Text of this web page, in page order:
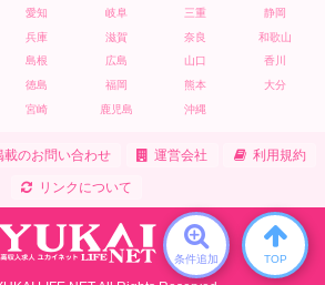
条件追加
愛知 岐阜 三重
静岡
兵庫 滋賀 奈良
和歌山
島根 広島 山口
香川
徳島 福岡 熊本
大分
宮崎 鹿児島 沖縄
載のお問い合わせ 運営会社 利用規約
リンクについて
TOP